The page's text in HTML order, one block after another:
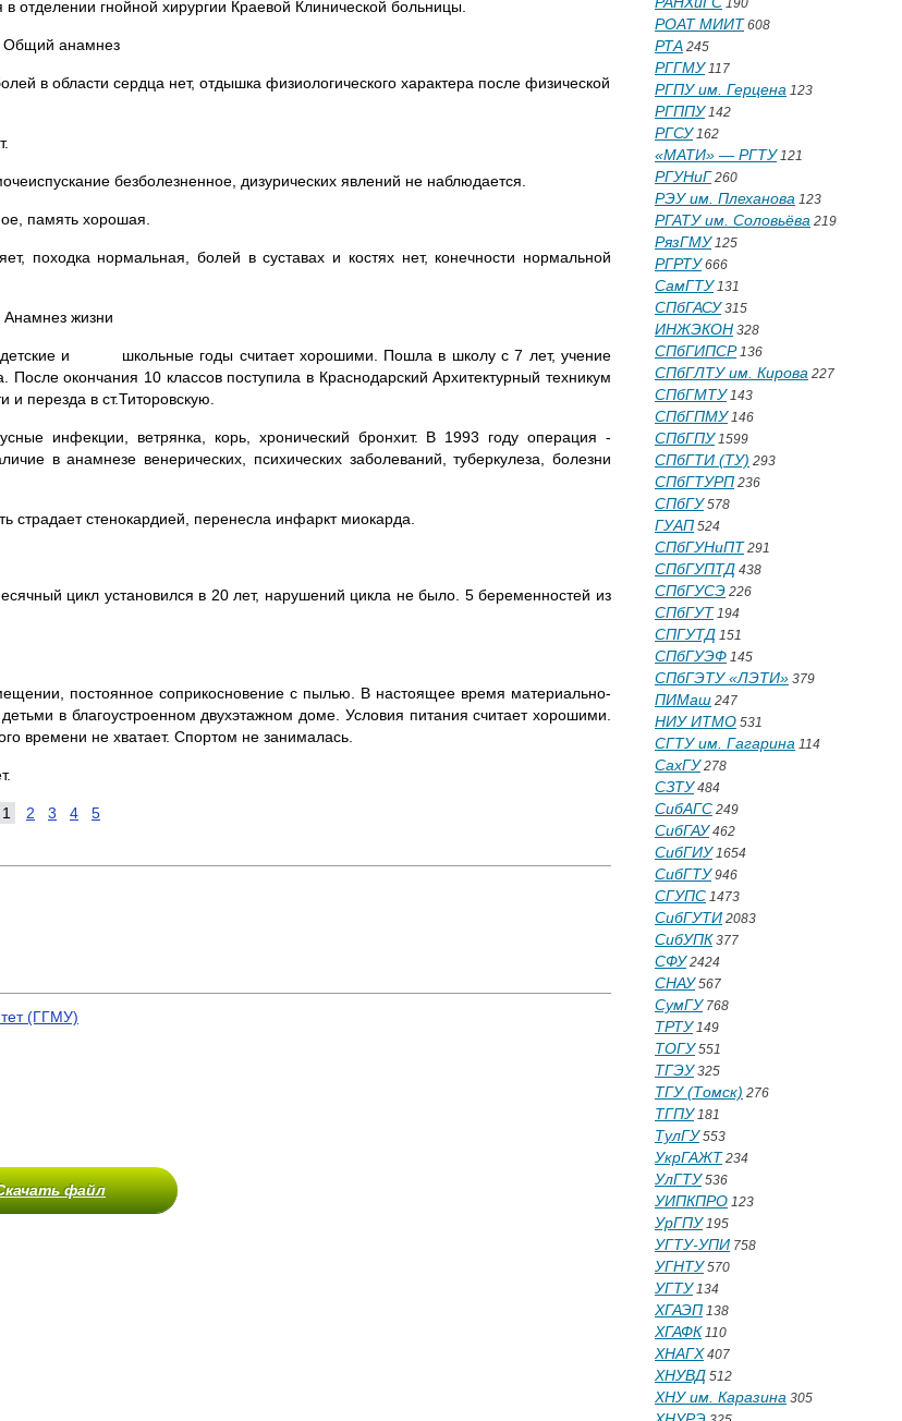
отделении гнойной хирургии Краевой Клинической больницы.
Общий анамнез
в области сердца нет, отдышка физиологического характера после физической
безболезненное, дизурических явлений не наблюдается.
память хорошая.
походка нормальная, болей в суставах и костях нет, конечности нормальной
Анамнез жизни
детские и школьные годы считает хорошими. Пошла в школу с 7 лет, учение
окончания 10 клас­сов поступила в Краснодарский Архитектурный техникум
и перезда в ст.Титоровскую.
инфекции, ветрянка, корь, хронический бронхит. В 1993 году операция -
в анамнезе венерических, психических заболеваний, туберку­леза, болезни
стенокардией, перене­сла инфаркт миокарда.
цикл устано­вился в 20 лет, нарушений цикла не было. 5 беременностей из
постоянное соприкосновение с пылью. В настоящее время материально-
в благоустроенном двухэтажном доме. Условия питания считает хорошими.
вре­мени не хватает. Спортом не занималась.
1 2 3 4 5
(ГГМУ)
файл
190
РОАТ МИИТ 608
РТА 245
РГГМУ117
РГПУ им. Герцена 123
РГППУ142
РГСУ162
«МАТИ» — РГТУ121
РГУНиГ 260
РЭУ им. Плеханова 123
РГАТУ им. Соловьёва 219
РязГМУ125
РГРТУ666
СамГТУ131
СПбГАСУ315
ИНЖЭКОН 328
СПбГИПСР136
СПбГЛТУ им. Кирова 227
СПбГМТУ143
СПбГПМУ146
СПбГПУ1599
СПбГТИ (ТУ) 293
СПбГТУРП 236
СПбГУ578
ГУАП 524
СПбГУНиПТ 291
СПбГУПТД 438
СПбГУСЭ 226
СПбГУТ 194
СПГУТД 151
СПбГУЭФ 145
СПбГЭТУ «ЛЭТИ» 379
ПИМаш 247
НИУ ИТМО 531
СГТУ им. Гагарина 114
СахГУ278
СЗТУ484
СибАГС 249
СибГАУ462
СибГИУ1654
СибГТУ946
СГУПС 1473
СибГУТИ 2083
СибУПК 377
СФУ2424
СНАУ567
СумГУ768
ТРТУ149
ТОГУ551
ТГЭУ325
ТГУ (Томск) 276
ТГПУ181
ТулГУ553
УкрГАЖТ 234
УлГТУ536
УИПКПРО 123
УрГПУ195
УГТУ-УПИ 758
УГНТУ570
УГТУ134
ХГАЭП 138
ХГАФК 110
ХНАГХ 407
ХНУВД 512
ХНУ им. Каразина 305